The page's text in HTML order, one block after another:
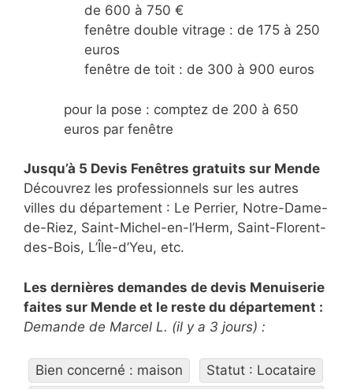
de 600 à 750 €
fenêtre double vitrage : de 175 à 250
euros
fenêtre de toit : de 300 à 900 euros
pour la pose : comptez de 200 à 650
euros par fenêtre
Jusqu’à 5 Devis Fenêtres gratuits sur Mende
Découvrez les professionnels sur les autres
villes du département : Le Perrier, Notre-Dame-
de-Riez, Saint-Michel-en-l’Herm, Saint-Florent-
des-Bois, L’Île-d’Yeu, etc.
Les dernières demandes de devis Menuiserie
faites sur Mende et le reste du département :
Demande de Marcel L. (il y a 3 jours) :
Bien concerné : maison
Statut : Locataire